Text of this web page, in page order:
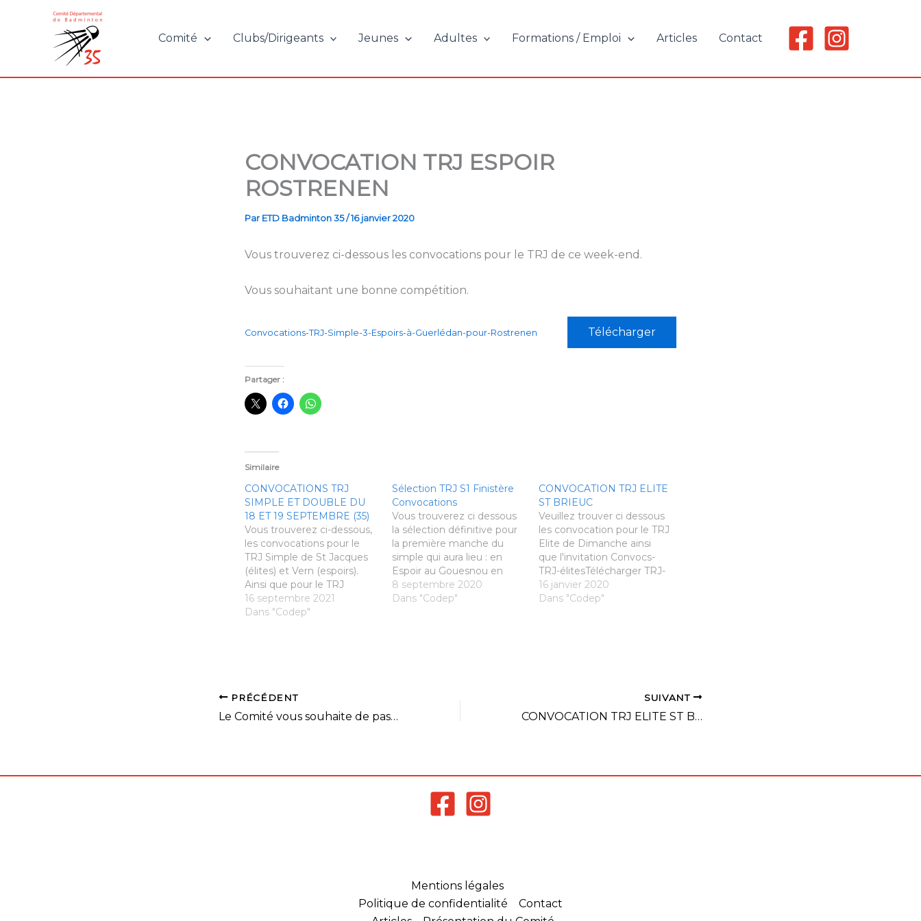
Comité Clubs/Dirigeants Jeunes Adultes Formations / Emploi Articles Contact
CONVOCATION TRJ ESPOIR
ROSTRENEN
Par ETD Badminton 35/16 janvier 2020
Vous trouverez ci-dessous les convocations pour le TRJ de ce week-end.
Vous souhaitant une bonne compétition.
Convocations-TRJ-Simple-3-Espoirs-à-Guerlédan-pour-Rostrenen Télécharger
Partager :
Similaire
CONVOCATIONS TRJ
SIMPLE ET DOUBLE DU
18 ET 19 SEPTEMBRE (35)
Vous trouverez ci-dessous,
les convocations pour le
TRJ Simple de St Jacques
(élites) et Vern (espoirs).
Ainsi que pour le TRJ
Double de St Grégoire. Les
consignes sanitaires sont
COMMISSION JEUNES DU
SIMPLE-1-ELITE-ST-
16 septembre 2021
Dans "Codep"
Sélection TRJ S1 Finistère
Convocations
Vous trouverez ci dessous
la sélection définitive pour
la première manche du
simple qui aura lieu : en
Espoir au Gouesnou en
Elite au Relecq Kerhuon
ConvocationsTRJ-
TOURNOI-JEUNE-09-
8 septembre 2020
Dans "Codep"
CONVOCATION TRJ ELITE
ST BRIEUC
Veuillez trouver ci dessous
les convocation pour le TRJ
Elite de Dimanche ainsi
que l'invitation Convocs-
TRJ-élitesTélécharger TRJ-
invitTélécharger
16 janvier 2020
Dans "Codep"
PRÉCÉDENT
Le Comité vous souhaite de passer de joyeuses fêtes
SUIVANT
CONVOCATION TRJ ELITE ST BRIEUC
Mentions légales
Politique de confidentialité
Contact